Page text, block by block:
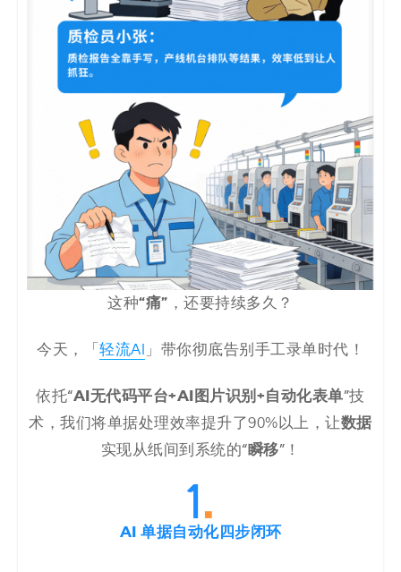
白
皮
书
这种“痛” ，还要持续多久？
今天，「 轻流AI 」带你彻底告别手工录单时代！
依托“AI无代码平台+AI图片识别+自动化表单”技
术，我们将单据处理效率提升了90%以上，让数据
实现从纸间到系统的“瞬移”！
AI 单据自动化四步闭环